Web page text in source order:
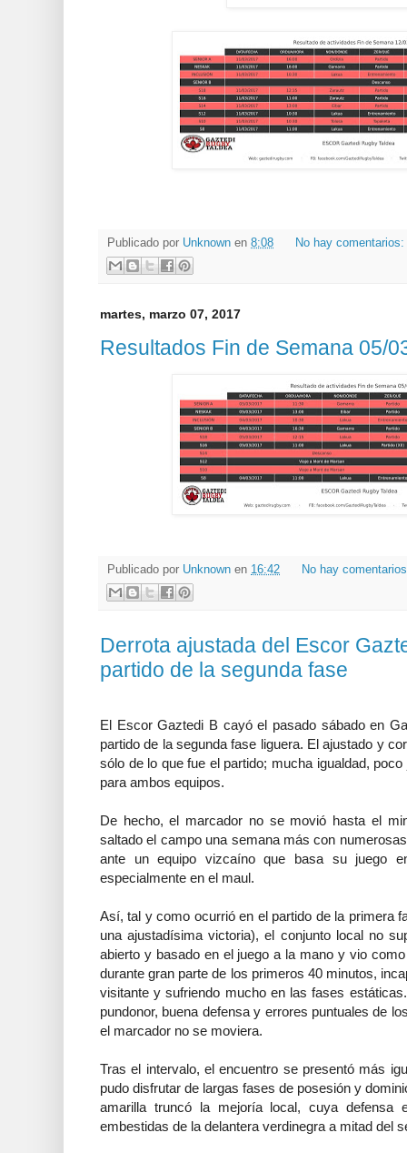
Publicado por Unknown en 8:08 No hay comentarios:
martes, marzo 07, 2017
Resultados Fin de Semana 05/
Publicado por Unknown en 16:42 No hay
Derrota ajustada del Escor
partido de la segunda fase
El Escor Gaztedi B cayó el pasado sábado en
partido de la segunda fase liguera. El ajustado y
sólo de lo que fue el partido; mucha igualdad,
para ambos equipos.
De hecho, el marcador no se movió hasta el
saltado el campo una semana más con
ante un equipo vizcaíno que basa su juego
especialmente en el maul.
Así, tal y como ocurrió en el partido de la primera
una ajustadísima victoria), el conjunto local no
abierto y basado en el juego a la mano y vio
durante gran parte de los primeros 40 minutos,
visitante y sufriendo mucho en las fases
pundonor, buena defensa y errores puntuales de
el marcador no se moviera.
Tras el intervalo, el encuentro se presentó más
pudo disfrutar de largas fases de posesión y
amarilla truncó la mejoría local, cuya defensa
embestidas de la delantera verdinegra a mitad del